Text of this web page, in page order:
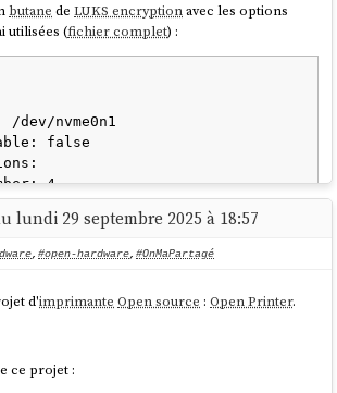
présente deux issues choisies selon un
Eloet invite l'utilisateur à désigner celle
comme prioritaire.
butane deLUKS encryptionavec les options
utilisées (fichier complet) :
lundi 29 septembre 2025 à 18:57
, #open-hardware, #OnMaPartagé
d'imprimante Open source :Open Printer.
ce projet :